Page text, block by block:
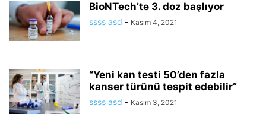
BioNTech’te 3. doz başlıyor
ssss asd - Kasım 4, 2021
“Yeni kan testi 50’den fazla
kanser türünü tespit edebilir”
ssss asd - Kasım 3, 2021